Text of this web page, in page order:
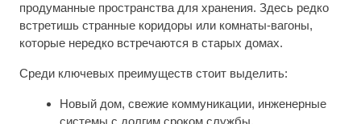
продуманные пространства для хранения. Здесь редко
встретишь странные коридоры или комнаты-вагоны,
которые нередко встречаются в старых домах.
Среди ключевых преимуществ стоит выделить:
Новый дом, свежие коммуникации, инженерные